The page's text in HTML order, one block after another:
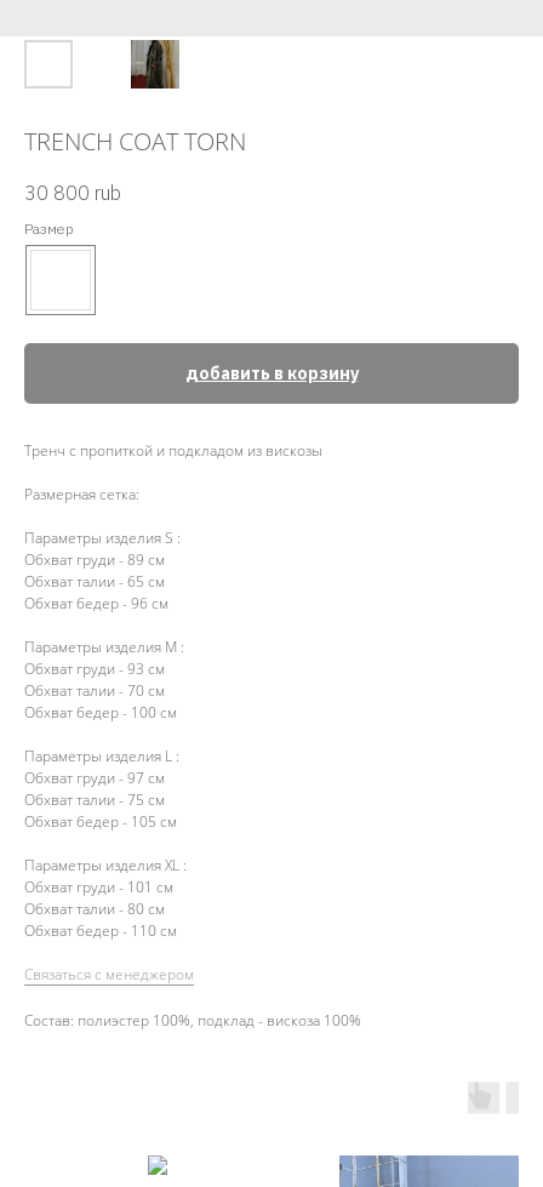
TRENCH COAT TORN
30 800 rub
Размер
добавить в корзину
Тренч с пропиткой и подкладом из вискозы
Размерная сетка:
Параметры изделия S :
Обхват груди - 89 см
Обхват талии - 65 см
Обхват бедер - 96 см
Параметры изделия М :
Обхват груди - 93 см
Обхват талии - 70 см
Обхват бедер - 100 см
Параметры изделия L :
Обхват груди - 97 см
Обхват талии - 75 см
Обхват бедер - 105 см
Параметры изделия ХL :
Обхват груди - 101 см
Обхват талии - 80 см
Обхват бедер - 110 см
Связаться с менеджером
Состав: полиэстер 100%, подклад - вискоза 100%